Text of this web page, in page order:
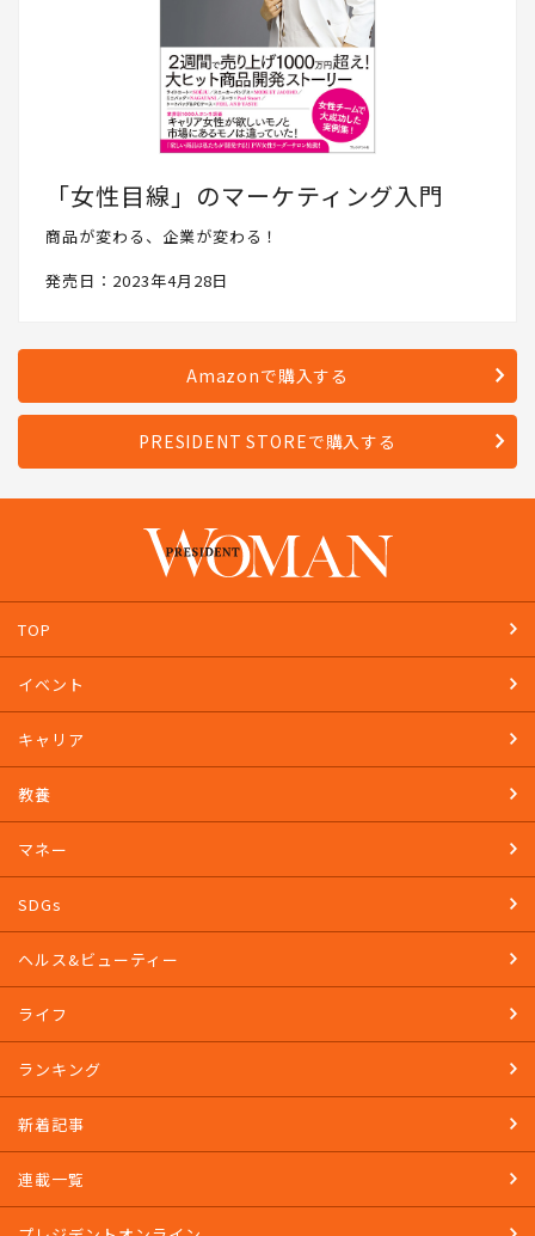
「女性目線」のマーケティング入門
商品が変わる、企業が変わる！
発売日：2023年4月28日
Amazonで購入する
PRESIDENT STOREで購入する
TOP
イベント
キャリア
教養
マネー
SDGs
ヘルス&ビューティー
ライフ
ランキング
新着記事
連載一覧